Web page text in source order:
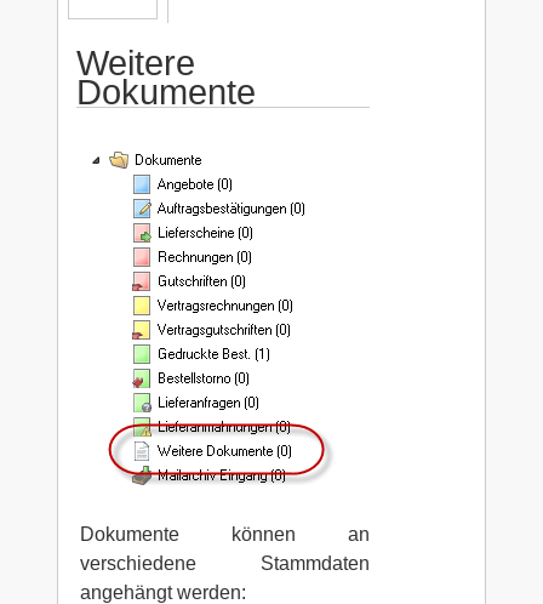
Weitere
Dokumente
Dokumente können an
verschiedene Stammdaten
angehängt werden: